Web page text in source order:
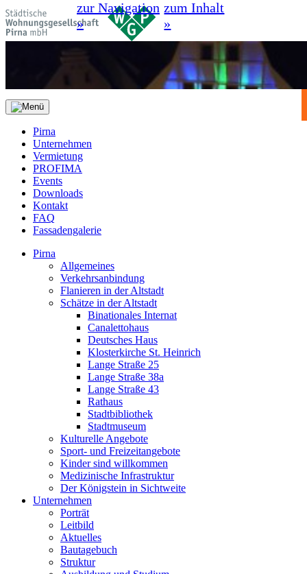
zur Navigation
»
zum Inhalt
»
Pirna
Unternehmen
Vermietung
PROFIMA
Events
Downloads
Kontakt
FAQ
Fassadengalerie
Pirna
Allgemeines
Verkehrsanbindung
Flanieren in der Altstadt
Schätze in der Altstadt
Binationales Internat
Canalettohaus
Deutsches Haus
Klosterkirche St. Heinrich
Lange Straße 25
Lange Straße 38a
Lange Straße 43
Rathaus
Stadtbibliothek
Stadtmuseum
Kulturelle Angebote
Sport- und Freizeitangebote
Kinder sind willkommen
Medizinische Infrastruktur
Der Königstein in Sichtweite
Unternehmen
Porträt
Leitbild
Aktuelles
Bautagebuch
Struktur